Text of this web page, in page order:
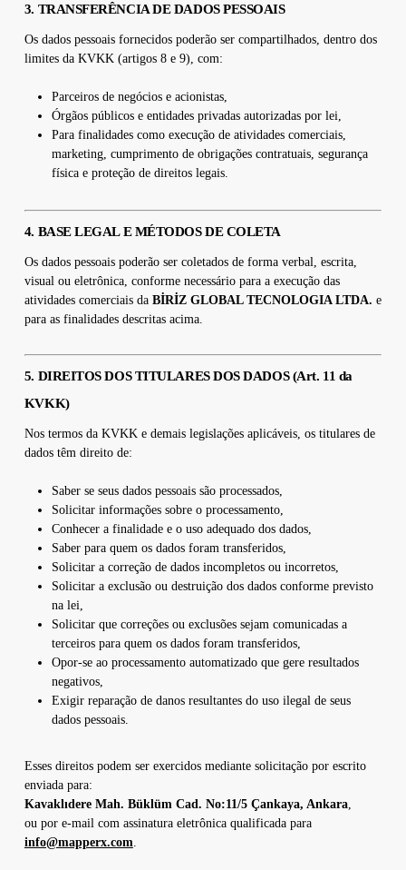
3. TRANSFERÊNCIA DE DADOS PESSOAIS
Os dados pessoais fornecidos poderão ser compartilhados, dentro dos
limites da KVKK (artigos 8 e 9), com:
Parceiros de negócios e acionistas,
Órgãos públicos e entidades privadas autorizadas por lei,
Para finalidades como execução de atividades comerciais,
marketing, cumprimento de obrigações contratuais, segurança
física e proteção de direitos legais.
4. BASE LEGAL E MÉTODOS DE COLETA
Os dados pessoais poderão ser coletados de forma verbal, escrita,
visual ou eletrônica, conforme necessário para a execução das
atividades comerciais da BİRİZ GLOBAL TECNOLOGIA LTDA. e
para as finalidades descritas acima.
5. DIREITOS DOS TITULARES DOS DADOS (Art. 11 da
KVKK)
Nos termos da KVKK e demais legislações aplicáveis, os titulares de
dados têm direito de:
Saber se seus dados pessoais são processados,
Solicitar informações sobre o processamento,
Conhecer a finalidade e o uso adequado dos dados,
Saber para quem os dados foram transferidos,
Solicitar a correção de dados incompletos ou incorretos,
Solicitar a exclusão ou destruição dos dados conforme previsto
na lei,
Solicitar que correções ou exclusões sejam comunicadas a
terceiros para quem os dados foram transferidos,
Opor-se ao processamento automatizado que gere resultados
negativos,
Exigir reparação de danos resultantes do uso ilegal de seus
dados pessoais.
Esses direitos podem ser exercidos mediante solicitação por escrito
enviada para:
Kavaklıdere Mah. Büklüm Cad. No:11/5 Çankaya, Ankara,
ou por e-mail com assinatura eletrônica qualificada para
info@mapperx.com.